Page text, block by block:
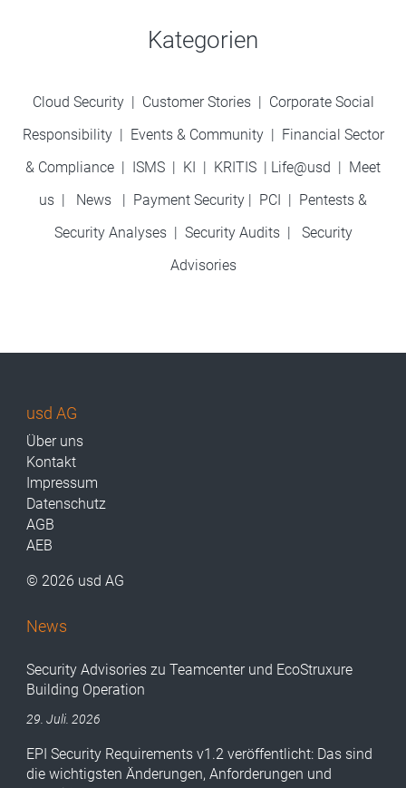
Kategorien
Cloud Security | Customer Stories| Corporate Social
Responsibility| Events & Community | Financial Sector
& Compliance | ISMS | KI | KRITIS | Life@usd | Meet
us | News | Payment Security | PCI | Pentests &
Security Analyses | Security Audits| Security
Advisories
usd AG
Über uns
Kontakt
Impressum
Datenschutz
AGB
AEB
© 2026 usd AG
News
Security Advisories zu Teamcenter und EcoStruxure
Building Operation
29. Juli. 2026
EPI Security Requirements v1.2 veröffentlicht: Das sind
die wichtigsten Änderungen, Anforderungen und